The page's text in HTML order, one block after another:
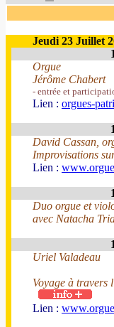
Jeudi 23 Juillet
Orgue
Jérôme Chabert
- entrée et
Lien : orgues-
David Cassan,
Improvisations
Lien :
Duo orgue et
avec Natacha
Uriel Valadeau
Voyage à travers
Lien :